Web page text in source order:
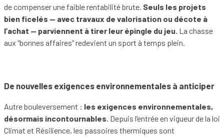
de compenser une faible rentabilité brute. Seuls les projets
bien ficelés — avec travaux de valorisation ou décote à
l’achat — parviennent à tirer leur épingle du jeu. La chasse
aux “bonnes affaires” redevient un sport à temps plein.
De nouvelles exigences environnementales à anticiper
Autre bouleversement : les exigences environnementales,
désormais incontournables. Depuis l’entrée en vigueur de la loi
Climat et Résilience, les passoires thermiques sont